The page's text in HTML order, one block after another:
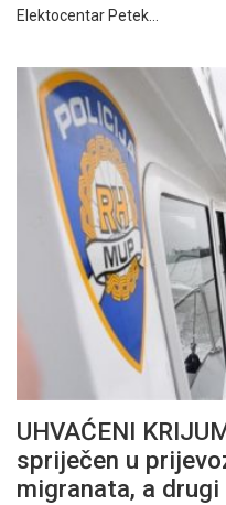
Elektocentar Petek…
UHVAĆENI
spriječen u
migranata, a